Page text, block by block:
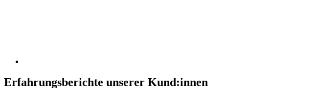
Erfahrungsberichte unserer Kund:innen